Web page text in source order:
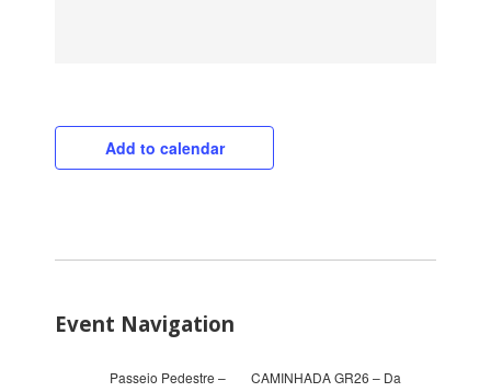
Add to calendar
Event Navigation
Passeio Pedestre –
CAMINHADA GR26 – Da